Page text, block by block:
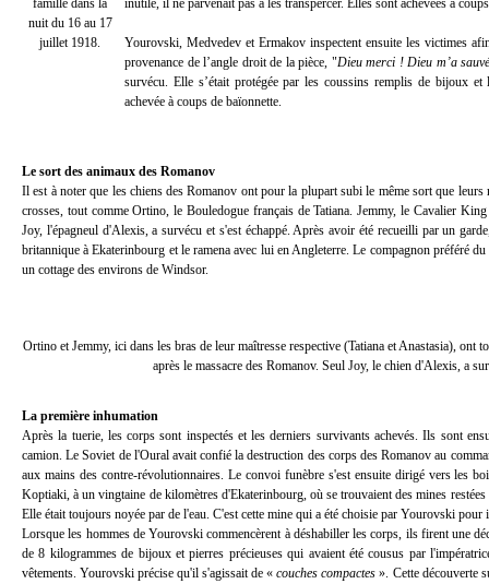
famille dans la
nuit du 16 au 17
juillet 1918.
inutile, il ne parvenait pas à les transpercer. Elles sont achevées à
Yourovski, Medvedev et Ermakov inspectent ensuite les victimes
provenance de l’angle droit de la pièce, "Dieu merci ! Dieu m’a sauvé
survécu. Elle s’était protégée par les coussins remplis de bijoux
achevée à coups de baïonnette.
Le sort des animaux des Romanov
Il est à noter que les chiens des Romanov ont pour la plupart subi le même sort que
crosses, tout comme Ortino, le Bouledogue français de Tatiana. Jemmy, le Cavalier
Joy, l'épagneul d'Alexis, a survécu et s'est échappé. Après avoir été recueilli par un
britannique à Ekaterinbourg et le ramena avec lui en Angleterre. Le compagnon préféré
un cottage des environs de Windsor.
Ortino et Jemmy, ici dans les bras de leur maîtresse respective (Tatiana et Anastasia), ont
après le massacre des Romanov. Seul Joy, le chien d'Alexis, a
La première inhumation
Après la tuerie, les corps sont inspectés et les derniers survivants achevés. Ils sont
camion. Le Soviet de l'Oural avait confié la destruction des corps des Romanov au
aux mains des contre-révolutionnaires. Le convoi funèbre s'est ensuite dirigé vers les
Koptiaki, à un vingtaine de kilomètres d'Ekaterinbourg, où se trouvaient des mines
Elle était toujours noyée par de l'eau. C'est cette mine qui a été choisie par Yourovski
Lorsque les hommes de Yourovski commencèrent à déshabiller les corps, ils firent une
de 8 kilogrammes de bijoux et pierres précieuses qui avaient été cousus par
vêtements. Yourovski précise qu'il s'agissait de «couches compactes ». Cette découverte